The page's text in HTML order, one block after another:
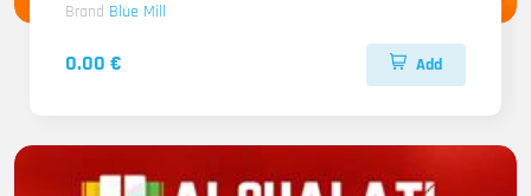
Brand Blue Mill
0.00 € Add